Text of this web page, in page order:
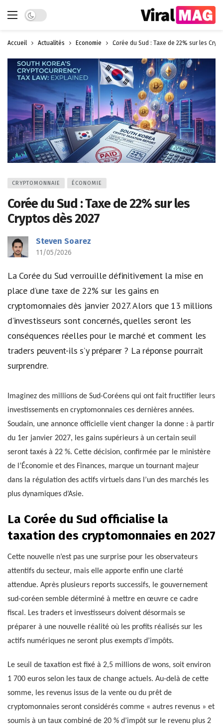
Dark mode
Accueil Actualités Économie Corée du Sud : Taxe de 22% sur les
CRYPTOMONNAIE ÉCONOMIE
Corée du Sud : Taxe de 22% sur les
Cryptos dès 2027
Steven Soarez
11/05/2026
La Corée du Sud verrouille définitivement la mise en
place d’une taxe de 22% sur les gains en
cryptomonnaies dès janvier 2027. Alors que 13 millions
d’investisseurs sont concernés, quelles seront les
conséquences réelles pour le marché et comment les
traders peuvent-ils s’y préparer ? La réponse pourrait
surprendre.
Imaginez des millions de Sud-Coréens qui ont fait fructifier leurs
investissements en cryptomonnaies ces dernières années.
Soudain, une annonce officielle vient changer la donne : à partir
du 1er janvier 2027, les gains supérieurs à un certain seuil
seront taxés à 22 %. Cette décision, confirmée par le ministère
de l’Économie et des Finances, marque un tournant majeur
dans la régulation des actifs virtuels dans l’un des marchés les
plus dynamiques d’Asie.
La Corée du Sud officialise la
taxation des cryptomonnaies en 2027
Cette nouvelle n’est pas une surprise pour les observateurs
attentifs du secteur, mais elle apporte enfin une clarté
attendue. Après plusieurs reports successifs, le gouvernement
sud-coréen semble déterminé à mettre en œuvre ce cadre
fiscal. Les traders et investisseurs doivent désormais se
préparer à une nouvelle réalité où les profits réalisés sur les
actifs numériques ne seront plus exempts d’impôts.
Le seuil de taxation est fixé à 2,5 millions de wons, soit environ
1 700 euros selon les taux de change actuels. Au-delà de cette
somme, les revenus issus de la vente ou du prêt de
cryptomonnaies seront considérés comme « autres revenus » et
soumis à un taux combiné de 20 % d’impôt sur le revenu plus 2